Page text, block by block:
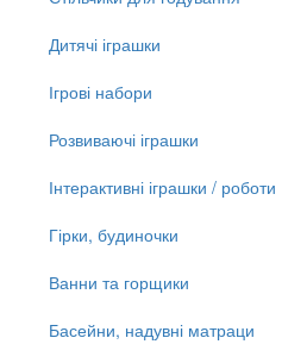
Дитячі іграшки
Ігрові набори
Розвиваючі іграшки
Інтерактивні іграшки / роботи
Гірки, будиночки
Ванни та горщики
Басейни, надувні матраци